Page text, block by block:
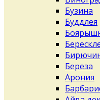
Бузина
Буддлея
Береза
Арония